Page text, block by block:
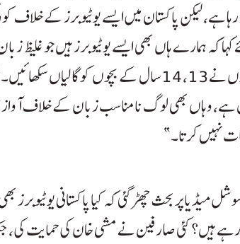
ہے، لیکن پاکستان میں ایسے یوٹیوبرز کے خلاف
کہ ہمارے ہاں بھی ایسے یوٹیوبرز ہیں جو غلیظ
خاص طور پر ڈکی بھائی، جنہوں نے 13، 14 سال کے بچوں کو
ہے، وہاں بھی لوگ نامناسب زبان کے خلاف آواز
نہیں کرتا۔”
میڈیا پر بحث چھڑ گئی کہ کیا پاکستانی
ہیں؟ کئی صارفین نے مشی خان کی حمایت کی،